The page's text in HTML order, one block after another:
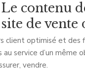
Le contenu
site de vente
client optimisé et des
service d’un même
vendre.